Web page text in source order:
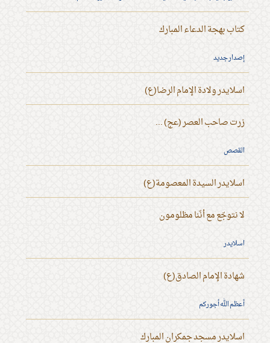
كتاب بهجة الدعاء المبارك
إصدار جديد
اسلايدر ولادة الإمام الرضا(ع)
زرت صاحب العصر (عج) ...
القصص
اسلايدر السيدة المعصومة(ع)
لا نتوجّع مع أنّنا مظلومون
اسلايدر
شهادة الإمام الصادق(ع)
أعظم الله أجوركم
اسلايدر مسجد جمكران المبارك